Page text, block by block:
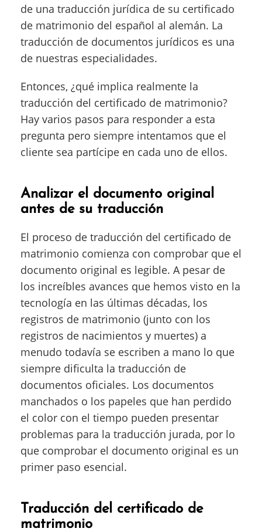
de una traducción jurídica de su certificado
de matrimonio del español al alemán. La
traducción de documentos jurídicos es una
de nuestras especialidades.
Entonces, ¿qué implica realmente la
traducción del certificado de matrimonio?
Hay varios pasos para responder a esta
pregunta pero siempre intentamos que el
cliente sea partícipe en cada uno de ellos.
Analizar el documento original
antes de su traducción
El proceso de traducción del certificado de
matrimonio comienza con comprobar que el
documento original es legible. A pesar de
los increíbles avances que hemos visto en la
tecnología en las últimas décadas, los
registros de matrimonio (junto con los
registros de nacimientos y muertes) a
menudo todavía se escriben a mano lo que
siempre dificulta la traducción de
documentos oficiales. Los documentos
manchados o los papeles que han perdido
el color con el tiempo pueden presentar
problemas para la traducción jurada, por lo
que comprobar el documento original es un
primer paso esencial.
Traducción del certificado de
matrimonio